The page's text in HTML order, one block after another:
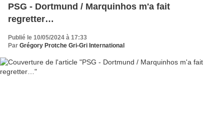
PSG - Dortmund / Marquinhos m'a fait
regretter…
Publié le 10/05/2024 à 17:33
Par Grégory Protche Gri-Gri International